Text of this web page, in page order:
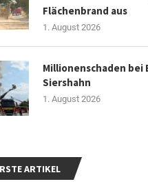
Flächenbrand aus
1. August 2026
Millionenschaden bei
Siershahn
1. August 2026
ARTIKEL